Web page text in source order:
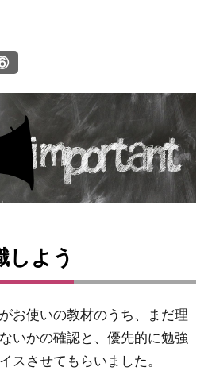
しよう
お使いの教材のうち、まだ理
いかの確認と、優先的に勉強
スさせてもらいました。